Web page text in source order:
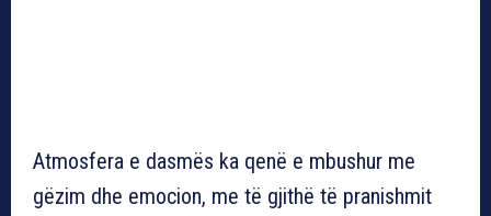
Atmosfera e dasmës ka qenë e mbushur me
gëzim dhe emocion, me të gjithë të pranishmit